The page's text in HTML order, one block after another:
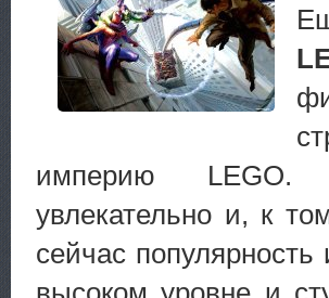
империю LEGO.
увлекательно и, к
сейчас